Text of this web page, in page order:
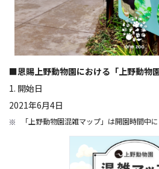
■恩賜上野動物園における「上野動物
1. 開始日
2021年6月4日
「上野動物園混雑マップ」は開園時間中